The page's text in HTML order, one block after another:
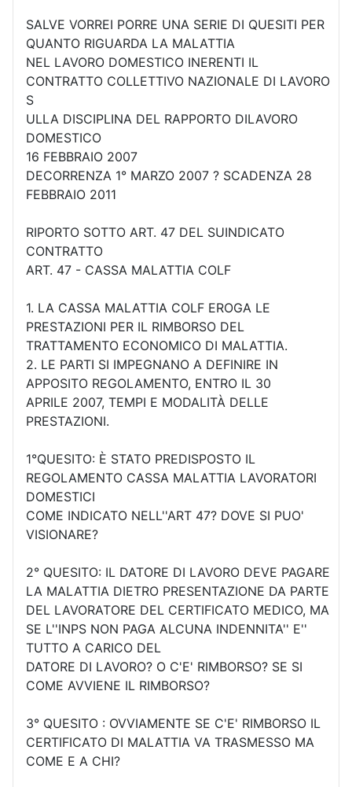
SALVE VORREI PORRE UNA SERIE DI QUESITI PER
QUANTO RIGUARDA LA MALATTIA
NEL LAVORO DOMESTICO INERENTI IL
CONTRATTO COLLETTIVO NAZIONALE DI LAVORO
S
ULLA DISCIPLINA DEL RAPPORTO DILAVORO
DOMESTICO
16 FEBBRAIO 2007
DECORRENZA 1° MARZO 2007 ? SCADENZA 28
FEBBRAIO 2011
RIPORTO SOTTO ART. 47 DEL SUINDICATO
CONTRATTO
ART. 47 - CASSA MALATTIA COLF
1. LA CASSA MALATTIA COLF EROGA LE
PRESTAZIONI PER IL RIMBORSO DEL
TRATTAMENTO ECONOMICO DI MALATTIA.
2. LE PARTI SI IMPEGNANO A DEFINIRE IN
APPOSITO REGOLAMENTO, ENTRO IL 30
APRILE 2007, TEMPI E MODALITÀ DELLE
PRESTAZIONI.
1°QUESITO: È STATO PREDISPOSTO IL
REGOLAMENTO CASSA MALATTIA LAVORATORI
DOMESTICI
COME INDICATO NELL''ART 47? DOVE SI PUO'
VISIONARE?
2° QUESITO: IL DATORE DI LAVORO DEVE PAGARE
LA MALATTIA DIETRO PRESENTAZIONE DA PARTE
DEL LAVORATORE DEL CERTIFICATO MEDICO, MA
SE L''INPS NON PAGA ALCUNA INDENNITA'' E''
TUTTO A CARICO DEL
DATORE DI LAVORO? O C'E' RIMBORSO? SE SI
COME AVVIENE IL RIMBORSO?
3° QUESITO : OVVIAMENTE SE C'E' RIMBORSO IL
CERTIFICATO DI MALATTIA VA TRASMESSO MA
COME E A CHI?